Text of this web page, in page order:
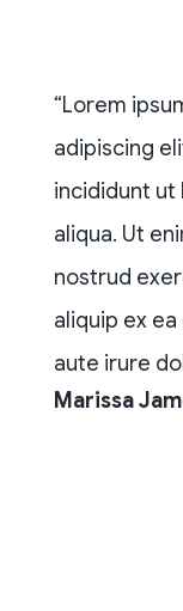
“Lorem
adipiscing
incididunt ut
aliqua. Ut
nostrud
aliquip ex
aute irure
Marissa